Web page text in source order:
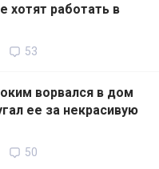
хотят работать в
53
ворвался в дом
ее за некрасивую
50